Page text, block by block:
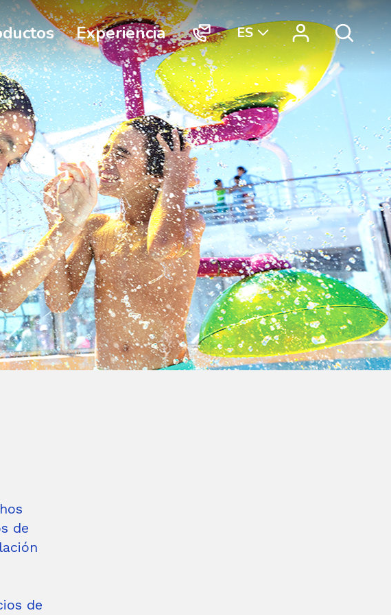
Experiencia
"Contacto
Vortex
International"
ES
"Vortex
Connect"
Search
de
de